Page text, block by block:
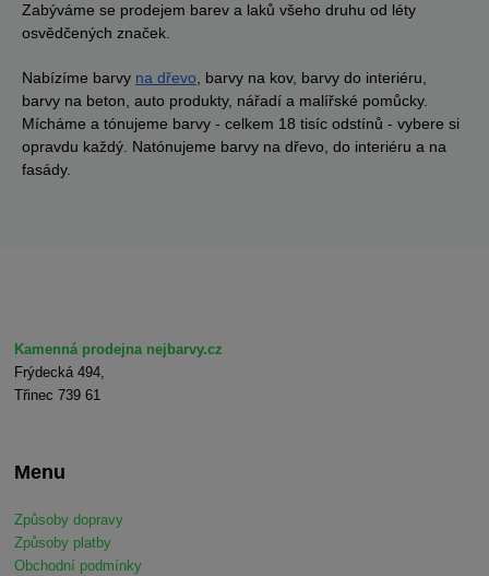
Zabýváme se prodejem barev a laků všeho druhu od léty
osvědčených značek.
Nabízíme barvy na dřevo , barvy na kov, barvy do interiéru,
barvy na beton, auto produkty, nářadí a malířské pomůcky.
Mícháme a tónujeme barvy - celkem 18 tisíc odstínů - vybere si
opravdu každý. Natónujeme barvy na dřevo, do interiéru a na
fasády.
Kamenná prodejna nejbarvy.cz
Frýdecká 494,
Třinec 739 61
Menu
Způsoby dopravy
Způsoby platby
Obchodní podmínky